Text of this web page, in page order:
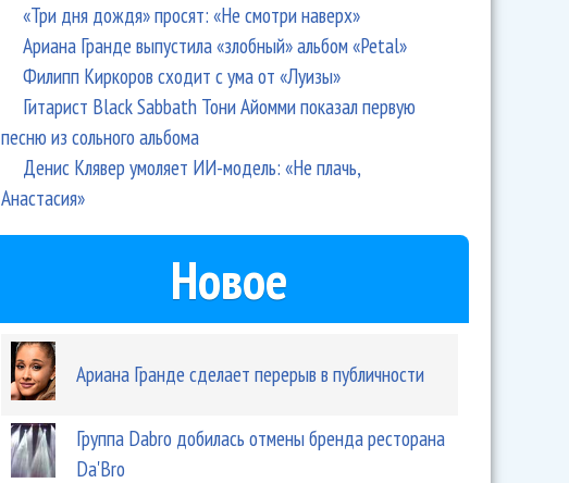
«Три дня дождя» просят: «Не смотри наверх»
Ариана Гранде выпустила «злобный» альбом «Petal»
Филипп Киркоров сходит с ума от «Луизы»
Гитарист Black Sabbath Тони Айомми показал первую
песню из сольного альбома
Денис Клявер умоляет ИИ-модель: «Не плачь,
Анастасия»
Новое
Ариана Гранде сделает перерыв в публичности
Группа Dabro добилась отмены бренда ресторана
Da'Bro